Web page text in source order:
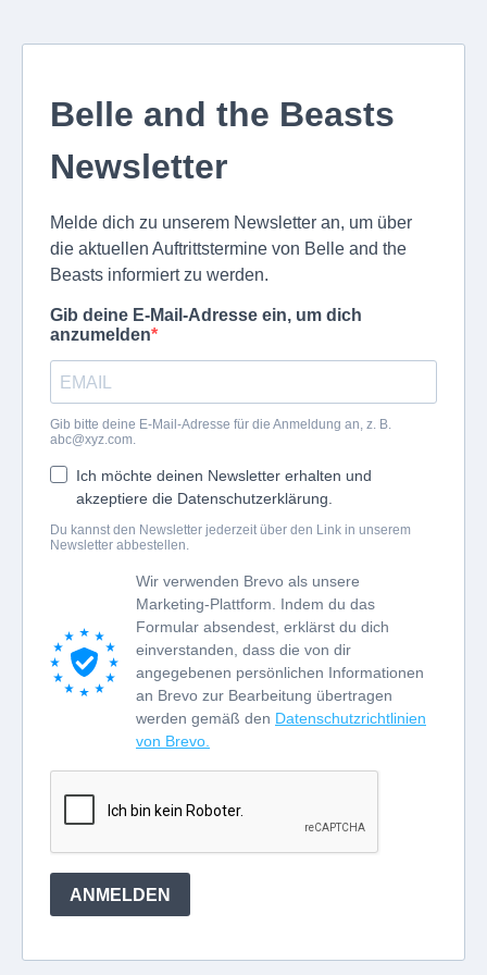
Belle and the Beasts
Newsletter
Melde dich zu unserem Newsletter an, um über
die aktuellen Auftrittstermine von Belle and the
Beasts informiert zu werden.
Gib deine E-Mail-Adresse ein, um dich
anzumelden
Gib bitte deine E-Mail-Adresse für die Anmeldung an, z. B.
abc@xyz.com.
Ich möchte deinen Newsletter erhalten und
akzeptiere die Datenschutzerklärung.
Du kannst den Newsletter jederzeit über den Link in unserem
Newsletter abbestellen.
Wir verwenden Brevo als unsere
Marketing-Plattform. Indem du das
Formular absendest, erklärst du dich
einverstanden, dass die von dir
angegebenen persönlichen Informationen
an Brevo zur Bearbeitung übertragen
werden gemäß den Datenschutzrichtlinien
von Brevo.
ANMELDEN